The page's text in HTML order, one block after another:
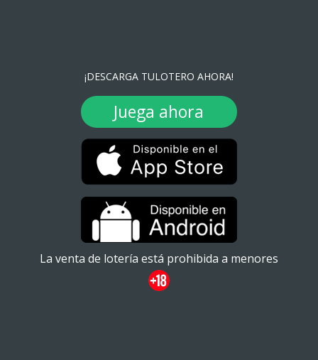
¡DESCARGA TULOTERO AHORA!
Juega ahora
La venta de lotería está prohibida a menores